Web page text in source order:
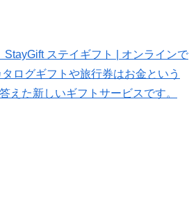
ステイギフト | オンラインで
ログギフトや旅行券はお金という
えた新しいギフトサービスです。